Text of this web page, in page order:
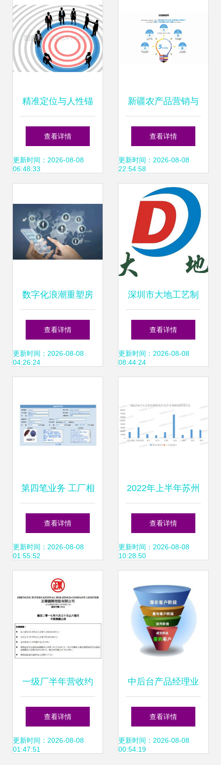
精准定位与人性锚
点 商界赢家的风险
博弈法则
查看详情
更新时间：2026-08-08
06:48:33
新疆农产品营销与
销售业务的创新突
破路径
查看详情
更新时间：2026-08-08
22:54:58
数字化浪潮重塑房
地产格局 线上营销
赋能销售业务的新
查看详情
更新时间：2026-08-08
04:26:24
深圳市大地工艺制
品厂业务拓展之道
从产品制造到市场
查看详情
更新时间：2026-08-08
08:44:24
第四笔业务 工厂相
关资料与销售业务
解析
查看详情
更新时间：2026-08-08
01:55:52
2022年上半年苏州
房地产企业销售业
绩TOP10解析
查看详情
更新时间：2026-08-08
10:28:50
一级厂半年营收约
12亿，瓦楞纸产品
成业绩支柱
查看详情
更新时间：2026-08-08
01:47:51
中后台产品经理业
务调研指南 聚焦销
售业务
查看详情
更新时间：2026-08-08
00:54:19